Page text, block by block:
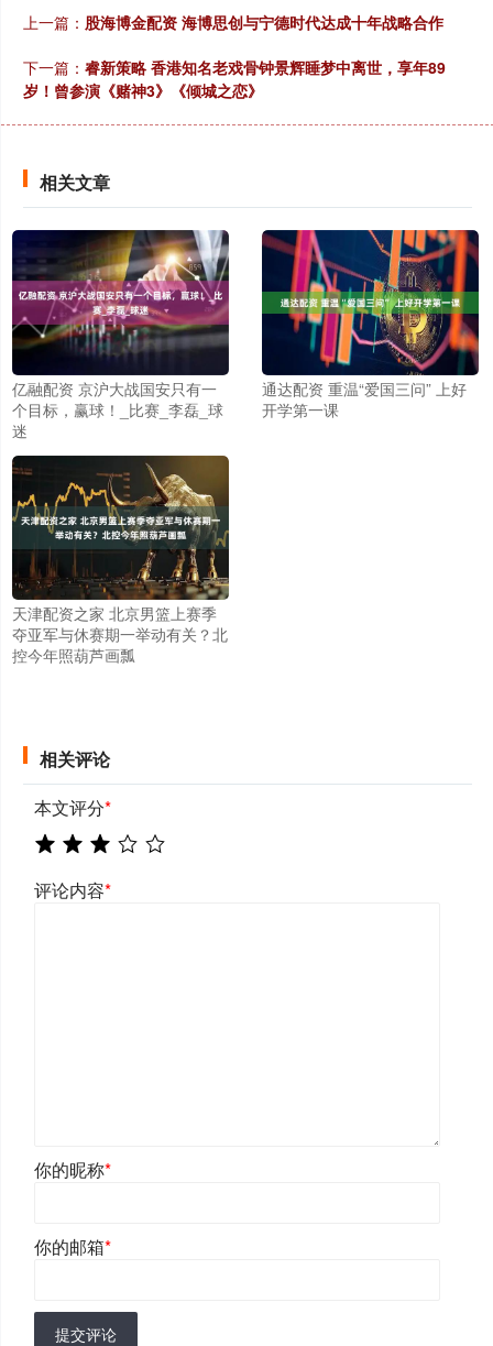
上一篇： 股海博金配资 海博思创与宁德时代达成十年战略合作
下一篇： 睿新策略 香港知名老戏骨钟景辉睡梦中离世，享年89
岁！曾参演《赌神3》《倾城之恋》
相关文章
亿融配资 京沪大战国安只有一
个目标，赢球！_比赛_李磊_球
迷
通达配资 重温“爱国三问” 上好
开学第一课
天津配资之家 北京男篮上赛季
夺亚军与休赛期一举动有关？北
控今年照葫芦画瓢
相关评论
本文评分*
评论内容*
你的昵称*
你的邮箱*
提交评论